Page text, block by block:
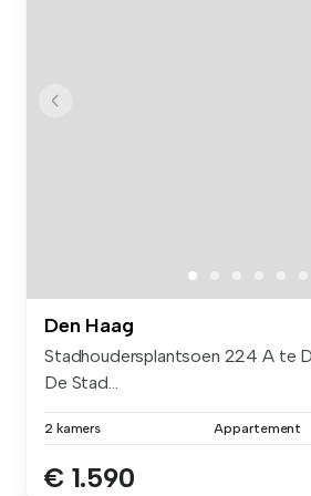
Den Haag
Stadhoudersplantsoen 224 A te
De Stad...
2 kamers Appartement
€ 1.590